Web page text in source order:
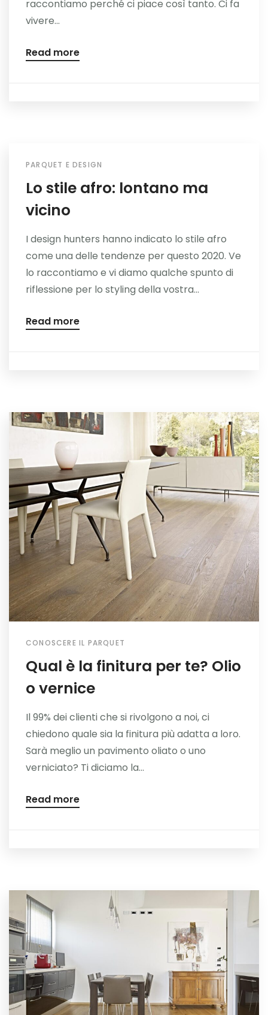
raccontiamo perché ci piace così tanto. Ci fa
vivere...
Read more
PARQUET E DESIGN
Lo stile afro: lontano ma
vicino
I design hunters hanno indicato lo stile afro
come una delle tendenze per questo 2020. Ve
lo raccontiamo e vi diamo qualche spunto di
riflessione per lo styling della vostra...
Read more
CONOSCERE IL PARQUET
Qual è la finitura per te? Olio
o vernice
Il 99% dei clienti che si rivolgono a noi, ci
chiedono quale sia la finitura più adatta a loro.
Sarà meglio un pavimento oliato o uno
verniciato? Ti diciamo la...
Read more